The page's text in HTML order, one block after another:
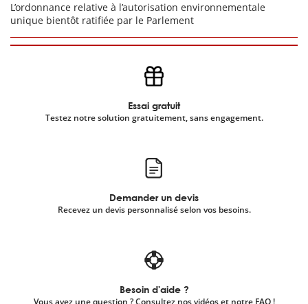
L’ordonnance relative à l’autorisation environnementale
unique bientôt ratifiée par le Parlement
Essai gratuit
Testez notre solution gratuitement, sans engagement.
Demander un devis
Recevez un devis personnalisé selon vos besoins.
Besoin d'aide ?
Vous avez une question ? Consultez nos vidéos et notre FAQ !